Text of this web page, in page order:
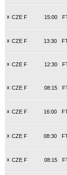
x CZE F 15:00
x CZE F 13:30
x CZE F 12:30
x CZE F 08:15
x CZE F 16:00
x CZE F 08:30
x CZE F 08:15